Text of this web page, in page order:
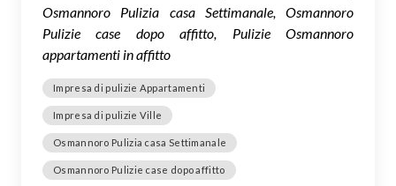
Osmannoro Pulizia casa Settimanale, Osmannoro
Pulizie case dopo affitto, Pulizie Osmannoro
appartamenti in affitto
Impresa di pulizie Appartamenti
Impresa di pulizie Ville
Osmannoro Pulizia casa Settimanale
Osmannoro Pulizie case dopo affitto